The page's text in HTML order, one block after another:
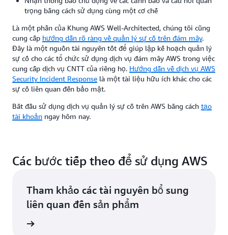
trọng bằng cách sử dụng cùng một cơ chế
Là một phần của Khung AWS Well-Architected, chúng tôi cũng
cung cấp hướng dẫn rõ ràng về quản lý sự cố trên đám mây.
Đây là một nguồn tài nguyên tốt để giúp lập kế hoạch quản lý
sự cố cho các tổ chức sử dụng dịch vụ đám mây AWS trong việc
cung cấp dịch vụ CNTT của riêng họ. Hướng dẫn về dịch vụ AWS
Security Incident Response là một tài liệu hữu ích khác cho các
sự cố liên quan đến bảo mật.
Bắt đầu sử dụng dịch vụ quản lý sự cố trên AWS bằng cách tạo
tài khoản ngay hôm nay.
Các bước tiếp theo để sử dụng AWS
Tham khảo các tài nguyên bổ sung
liên quan đến sản phẩm